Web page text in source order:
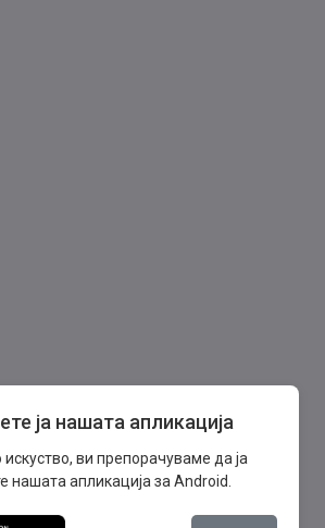
ја нашата апликација
искуство, ви препорачуваме да ја
нашата апликација за Android.